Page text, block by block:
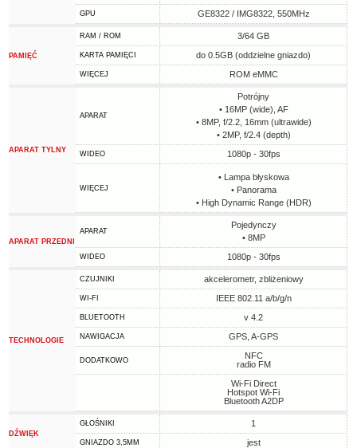
GPU GE8322 / IMG8322, 550MHz
PAMIĘĆ
RAM / ROM 3/64 GB
KARTA PAMIĘCI do 0.5GB (oddzielne gniazdo)
WIĘCEJ ROM eMMC
APARAT TYLNY
APARAT
Potrójny
• 16MP (wide), AF
• 8MP, f/2.2, 16mm (ultrawide)
• 2MP, f/2.4 (depth)
WIDEO 1080p - 30fps
WIĘCEJ
• Lampa błyskowa
• Panorama
• High Dynamic Range (HDR)
APARAT PRZEDNI
APARAT
Pojedynczy
• 8MP
WIDEO 1080p - 30fps
TECHNOLOGIE
CZUJNIKI akcelerometr, zbliżeniowy
WI-FI IEEE 802.11 a/b/g/n
BLUETOOTH v 4.2
NAWIGACJA GPS, A-GPS
DODATKOWO
NFC
radio FM
Wi-Fi Direct
Hotspot Wi-Fi
Bluetooth A2DP
DŹWIĘK
GŁOŚNIKI 1
GNIAZDO 3,5MM jest